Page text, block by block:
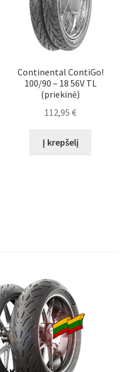
Continental ContiGo!
100/90 – 18 56V TL
(priekinė)
112,95€
Į krepšelį